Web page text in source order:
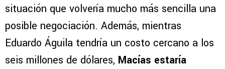
situación que volvería mucho más sencilla una
posible negociación. Además, mientras
Eduardo Águila tendría un costo cercano a los
seis millones de dólares, Macías estaría